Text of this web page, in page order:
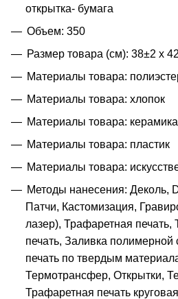
открытка- бумага
Объем: 350
Размер товара (см): 38±2 х
Материалы товара:
Материалы товара: хлопок
Материалы товара: керамика
Материалы товара: пластик
Материалы товара:
Методы нанесения: Деколь,
Патчи, Кастомизация,
лазер), Трафаретная
печать, Заливка
печать по твердым
Термотрансфер, Открытки,
Трафаретная печать